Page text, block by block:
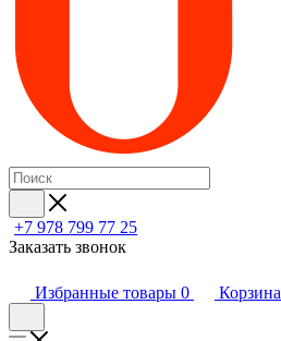
+7 978 799 77 25
Заказать звонок
Избранные товары 0 Корзина